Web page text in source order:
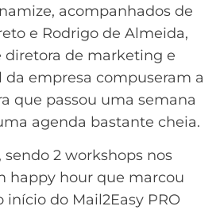
acompanhados de
e Rodrigo de Almeida,
diretora de marketing e
empresa compuseram a
que passou uma semana
agenda bastante cheia.
sendo 2 workshops nos
happy hour que marcou
do Mail2Easy PRO